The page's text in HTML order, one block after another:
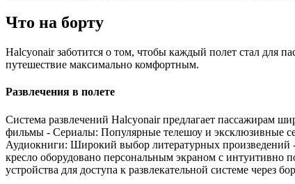
Что на борту
Halcyonair заботится о том, чтобы каждый полет стал для
путешествие максимально комфортным.
Развлечения в полете
Система развлечений Halcyonair предлагает пассажирам
фильмы - Сериалы: Популярные телешоу и эксклюзивные
Аудиокниги: Широкий выбор литературных
кресло оборудовано персональным экраном с интуитивно
устройства для доступа к развлекательной системе через